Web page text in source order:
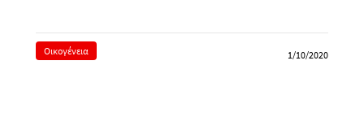
Οικογένεια 1/10/2020